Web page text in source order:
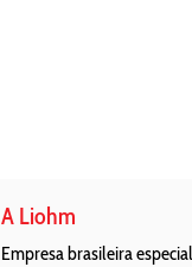
A Liohm
Empresa brasileira